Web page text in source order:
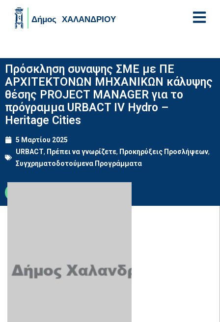
Πρόσκληση συναψης ΣΜΕ με ΠΕ
ΑΡΧΙΤΕΚΤΟΝΩΝ ΜΗΧΑΝΙΚΩΝ κάλυψης
θέσης PROJECT MANAGER για το
πρόγραμμα URBACT IV Hydro –
Heritage Cities
5 Μαρτίου 2025
URBACT, Πρέπει να γνωρίζετε, Προκηρύξεις Προσλήψεων,
Συγχρηματοδοτούμενα Προγράμματα